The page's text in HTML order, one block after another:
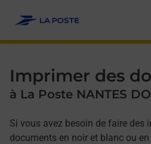
Imprimer des
à La Poste NANTES
Si vous avez besoin de faire des
documents en noir et blanc ou